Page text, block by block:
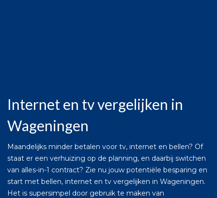
Internet en tv vergelijken in
Wageningen
Maandelijks minder betalen voor tv, internet en bellen? Of
staat er een verhuizing op de planning, en daarbij switchen
van alles-in-1 contract? Zie nu jouw potentiële besparing en
start met bellen, internet en tv vergelijken in Wageningen.
Het is supersimpel door gebruik te maken van